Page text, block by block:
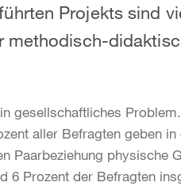
Projekts sind
gesellschaftliches
aller Befragten geben
Paarbeziehung physische
6 Prozent der Befragten